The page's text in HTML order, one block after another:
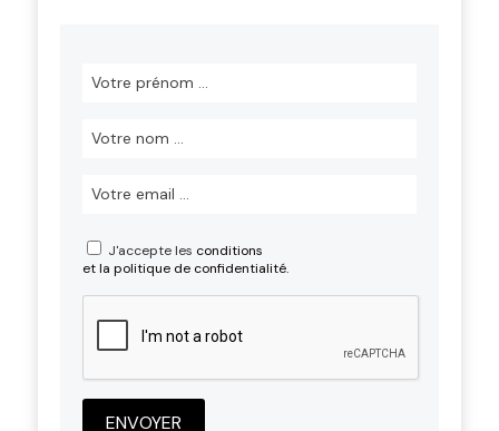
J'accepte les conditions
et la politique de confidentialité.